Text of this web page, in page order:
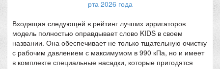
Входящая следующей в рейтинг лучших ирригаторов
модель полностью оправдывает слово KIDS в своем
названии. Она обеспечивает не только тщательную очистку
с рабочим давлением с максимумом в 990 кПа, но и имеет
в комплекте специальные насадки, которые пригодятся